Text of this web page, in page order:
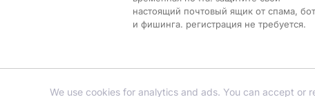
настоящий почтовый ящик от спама,
и фишинга. регистрация не требуется.
We use cookies for analytics and ads. You can accept or